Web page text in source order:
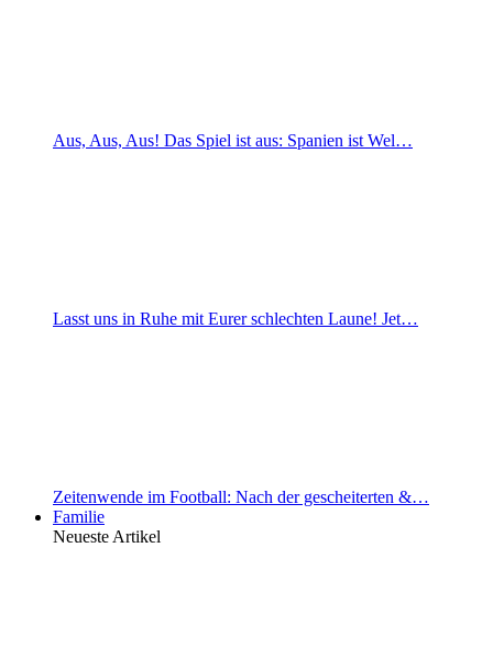
Aus, Aus, Aus! Das Spiel ist aus: Spanien ist Wel…
Lasst uns in Ruhe mit Eurer schlechten Laune! Jet…
Zeitenwende im Football: Nach der gescheiterten &…
Familie
Neueste Artikel